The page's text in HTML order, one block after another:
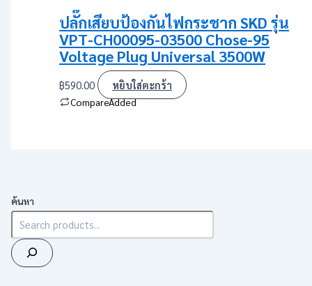
ค้นหา
ปลั๊กเสียบป้องกันไฟกระชาก SKD รุ่น
VPT-CH00095-03500 Chose-95
Voltage Plug Universal 3500W
฿590.00 หยิบใส่ตะกร้า
CompareAdded